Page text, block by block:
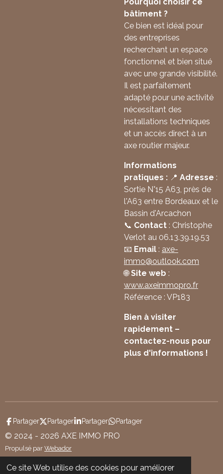
Ce site Web utilise des cookies pour améliorer
bâtiment ?
Ce bien est idéal pour
des entreprises
recherchant un espace
fonctionnel et bien situé
avec une grande visibilité.
Il est parfaitement
adapté pour une activité
nécessitant des
installations techniques
et un accès direct à un
axe routier majeur.
Informations
pratiques : 📍 Adresse :
Sortie N°15 A63, près de
l'A63 entre Bordeaux et le
Bassin d'Arcachon
📞 Contact : Christophe
Verlot au 06.13.39.19.53
📧 Email : axe-
immo@outlook.com
🌐Site web :
www.axeimmopro.fr
Référence : VP183
Bien à visiter
rapidement –
contactez-nous pour
plus d'informations !
Partager Partager Partager Partager
© 2024 - 2026 AXE IMMO PRO
Propulsé parWebador